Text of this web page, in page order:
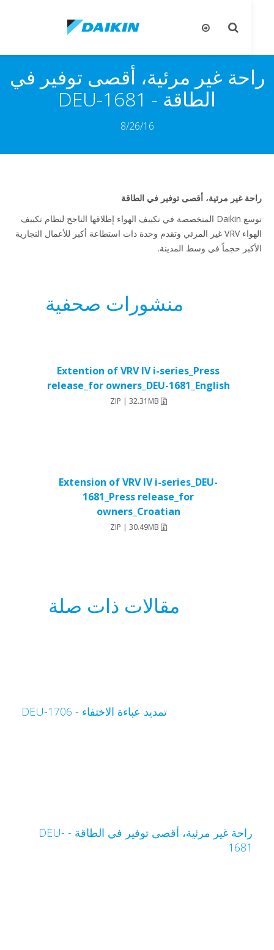
غير مرئية، أقصى توفير في
الطاقة - DEU-1681
8/26/16
غير مرئية، أقصى توفير في الطاقة
توسع Daikin المتخصصة في تكييف الهواء إطلاقها الناجح لنظام تكييف
الهواء VRV غير المرئي وتقدم وحدة ذات استطاعة أكبر للأعمال التجارية
حجماً في وسط المدينة.
منشورات صحفية
Extention of VRV IV i-series_Press
release_for owners_DEU-1681_English
Extension of VRV IV i-series_DEU-
1681_Press release_for
owners_Croatian
مقالات ذات صلة
تمديد عباءة الاختفاء - DEU-1706
راحة غير مرئية، أقصى توفير في الطاقة - DEU-